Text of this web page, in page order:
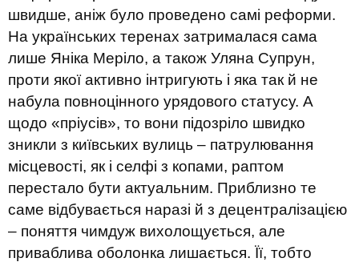
швидше, аніж було проведено самі реформи.
На українських теренах затрималася сама
лише Яніка Меріло, а також Уляна Супрун,
проти якої активно інтригують і яка так й не
набула повноцінного урядового статусу. А
щодо «пріусів», то вони підозріло швидко
зникли з київських вулиць – патрулювання
місцевості, як і селфі з копами, раптом
перестало бути актуальним. Приблизно те
саме відбувається наразі й з децентралізацією
– поняття чимдуж вихолощується, але
приваблива оболонка лишається. Її, тобто